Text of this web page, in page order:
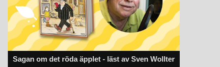
Sagan om det röda äpplet - läst av Sven Wollter